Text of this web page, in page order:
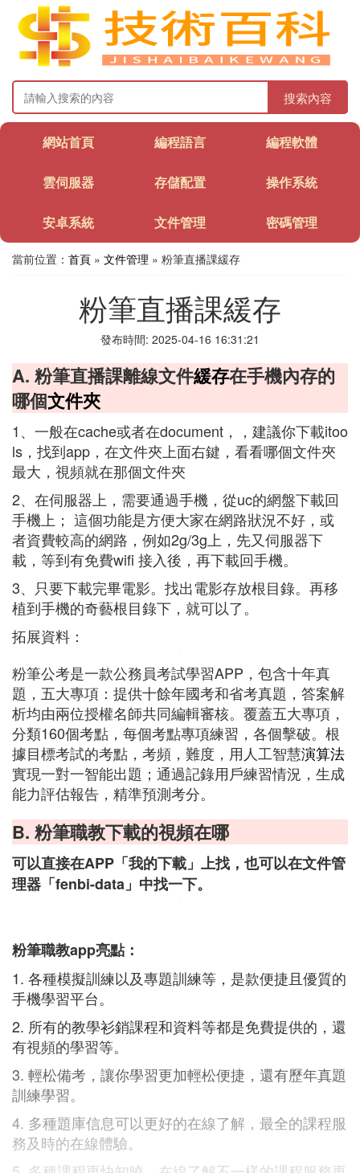
搜索內容
網站首頁 編程語言 編程軟體
雲伺服器 存儲配置 操作系統
安卓系統 文件管理 密碼管理
當前位置： 首頁 » 文件管理 » 粉筆直播課緩存
粉筆直播課緩存
發布時間: 2025-04-16 16:31:21
A. 粉筆直播課離線文件緩存在手機內存的
哪個文件夾
1、一般在cache或者在document，，建議你下載itoo
ls，找到app，在文件夾上面右鍵，看看哪個文件夾
最大，視頻就在那個文件夾
2、在伺服器上，需要通過手機，從uc的網盤下載回
手機上； 這個功能是方便大家在網路狀況不好，或
者資費較高的網路，例如2g/3g上，先又伺服器下
載，等到有免費wifi 接入後，再下載回手機。
3、只要下載完畢電影。找出電影存放根目錄。再移
植到手機的奇藝根目錄下，就可以了。
拓展資料：
粉筆公考是一款公務員考試學習APP，包含十年真
題，五大專項：提供十餘年國考和省考真題，答案解
析均由兩位授權名師共同編輯審核。覆蓋五大專項，
分類160個考點，每個考點專項練習，各個擊破。根
據目標考試的考點，考頻，難度，用人工智慧演算法
實現一對一智能出題；通過記錄用戶練習情況，生成
能力評估報告，精準預測考分。
B. 粉筆職教下載的視頻在哪
可以直接在APP「我的下載」上找，也可以在文件管
理器「fenbi-data」中找一下。
粉筆職教app亮點：
1. 各種模擬訓練以及專題訓練等，是款便捷且優質的
手機學習平台。
2. 所有的教學衫銷課程和資料等都是免費提供的，還
有視頻的學習等。
3. 輕松備考，讓你學習更加輕松便捷，還有歷年真題
訓練學習。
4. 多種題庫信息可以更好的在線了解，最全的課程服
務及時的在線體驗。